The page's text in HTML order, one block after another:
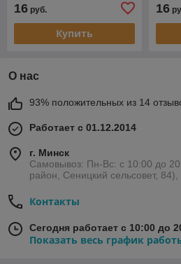
16 руб.
Купить
16
О нас
93% положительных из 14
Работает с 01.12.2014
г. Минск
Самовывоз: Пн-Вс: с 10:00 до
район, Сеницкий сельсовет,
Контакты
Сегодня работает с 10:00 до
Показать весь график